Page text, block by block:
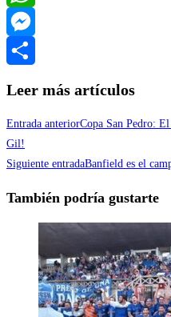
WhatsApp
Messenger
Leer más artículos
Entrada anteriorCopa San Pedro:
Gil!
Siguiente entradaBanfield es el
También podría gustarte